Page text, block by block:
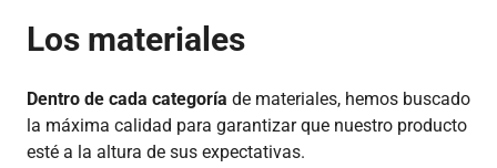
Los materiales
Dentro de cada categoría de materiales, hemos buscado
la máxima calidad para garantizar que nuestro producto
esté a la altura de sus expectativas.